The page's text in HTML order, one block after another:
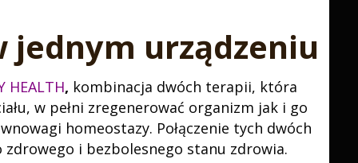
jednym urządzeniu
HEALTH, kombinacja dwóch terapii, która
w pełni zregenerować organizm jak i go
homeostazy. Połączenie tych dwóch
i bezbolesnego stanu zdrowia.